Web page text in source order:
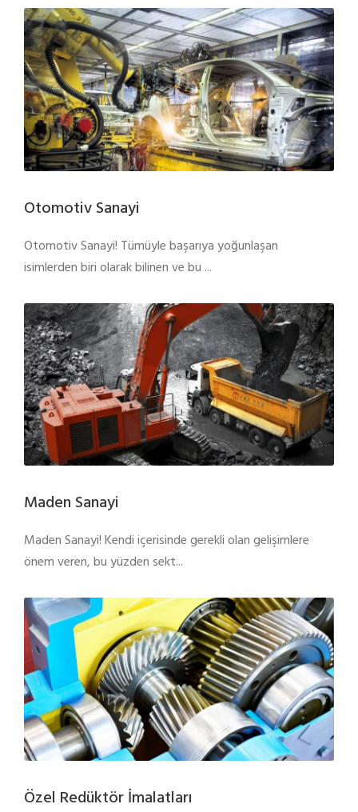
Otomotiv Sanayi
Otomotiv Sanayi! Tümüyle başarıya yoğunlaşan
isimlerden biri olarak bilinen ve bu ...
Maden Sanayi
Maden Sanayi! Kendi içerisinde gerekli olan gelişimlere
önem veren, bu yüzden sekt...
Özel Redüktör İmalatları